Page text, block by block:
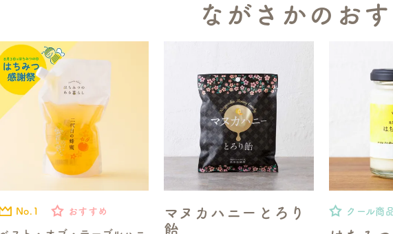
ながさかのお
No.1 おすすめ
マヌカハニーとろり
飴
クール商